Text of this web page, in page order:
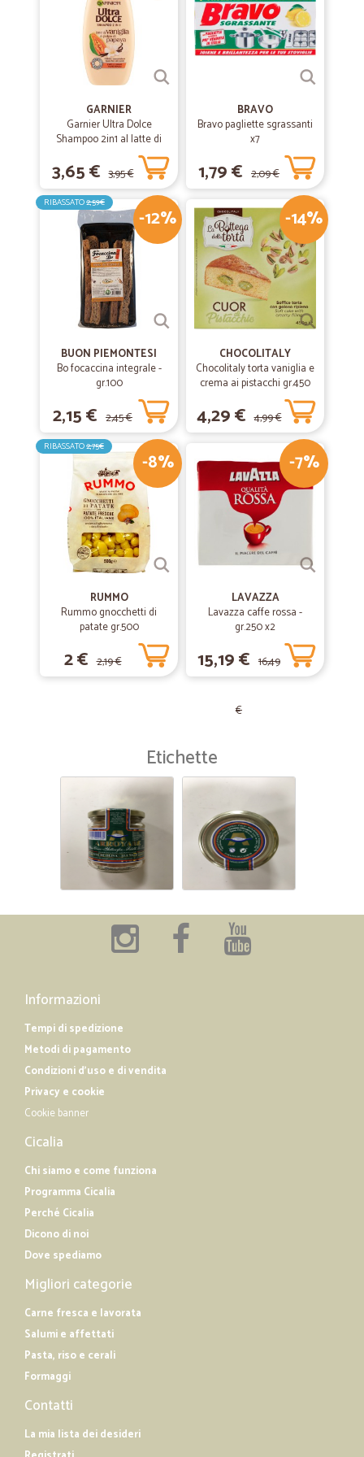
Puntuali e precisi
GARNIER
Garnier Ultra Dolce
Shampoo 2in1 al latte di
Vaniglia e polpa di Papaya
per capelli lunghi, 300 ml.
3,65 € 3,95 €
BRAVO
Bravo pagliette sgrassanti
x7
1,79 € 2,09 €
-12%
RIBASSATO2,59€
BUON PIEMONTESI
Bo focaccina integrale -
gr.100
2,15 € 2,45 €
-14%
CHOCOLITALY
Chocolitaly torta vaniglia e
crema ai pistacchi gr.450
4,29 € 4,99 €
-8%
RIBASSATO2,75€
RUMMO
Rummo gnocchetti di
patate gr.500
2 € 2,19 €
-7%
LAVAZZA
Lavazza caffe rossa -
gr.250 x2
15,19 € 16,49
€
Etichette
Informazioni
Tempi di spedizione
Metodi di pagamento
Condizioni d'uso e di vendita
Privacy e cookie
Cookie banner
Cicalia
Chi siamo e come funziona
Programma Cicalia
Perché Cicalia
Dicono di noi
Dove spediamo
Migliori categorie
Carne fresca e lavorata
Salumi e affettati
Pasta, riso e cerali
Formaggi
Contatti
La mia lista dei desideri